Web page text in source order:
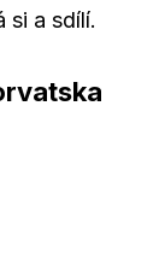
si a sdílí.